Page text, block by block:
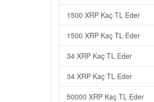
1500 XRP Kaç TL Eder
1500 XRP Kaç TL Eder
34 XRP Kaç TL Eder
34 XRP Kaç TL Eder
50000 XRP Kaç TL Eder